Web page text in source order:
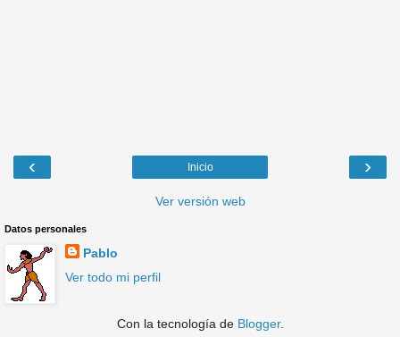
‹ ›
Inicio
Ver versión web
Datos personales
Pablo
Ver todo mi perfil
Con la tecnología de Blogger.